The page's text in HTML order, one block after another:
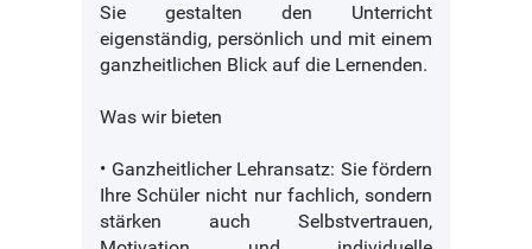
Sie gestalten den Unterricht
eigenständig, persönlich und mit einem
ganzheitlichen Blick auf die Lernenden.
Was wir bieten
• Ganzheitlicher Lehransatz: Sie fördern
Ihre Schüler nicht nur fachlich, sondern
stärken auch Selbstvertrauen,